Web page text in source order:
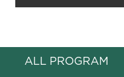
ALL PROGRAM